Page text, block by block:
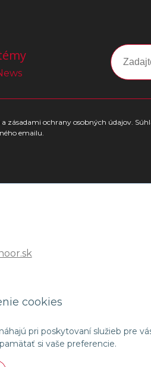
cookies
pri poskytovaní služieb pre
si vaše preferencie.
zásadami ochrany osobných údajov.
emailu.